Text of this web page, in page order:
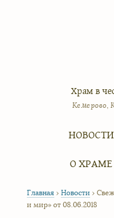
Храм в
Кемерово,
НОВОСТИ
О ХРАМЕ
Главная › Новости ›
и мир» от 08.06.2018